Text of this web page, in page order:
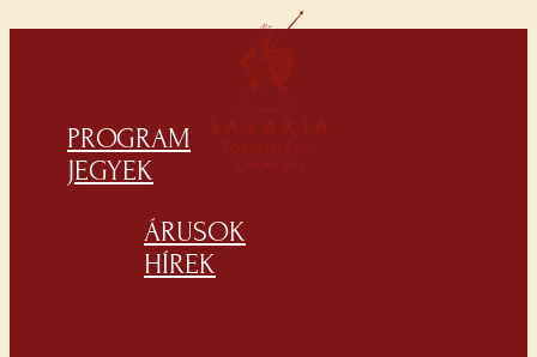
PROGRAM
JEGYEK
ÁRUSOK
HÍREK